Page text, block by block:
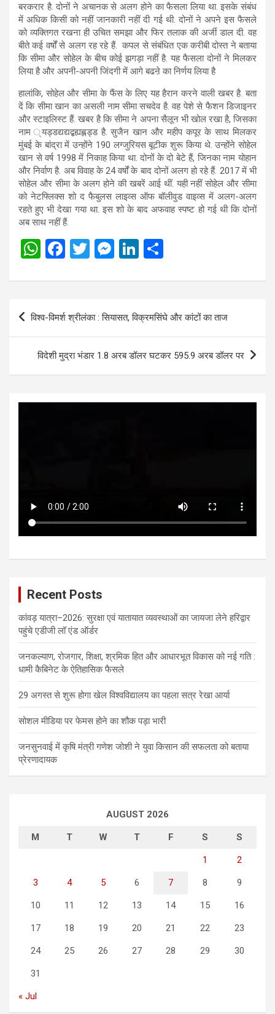
बरकरार है. दोनों ने अचानक से अलग होने का फैसला लिया था. इसके संबंध
में अधिक किसी को नहीं जानकारी नहीं दी गई थी. दोनों ने अपने इस फैसले
को व्यक्तिगत रखना ही उचित समझा और फिर तलाक की अर्जी डाल दी. वह
बीते कई वर्षों से अलग रह रहे हैं. कपल से संबंधित एक करीबी दोस्त ने बताया
कि सीमा और सोहेल के बीच कोई झगड़ा नहीं है. यह फैसला दोनों ने मिलकर
लिया है और अपनी-अपनी जिंदगी में आगे बढऩे का निर्णय लिया है
हालांकि, सोहेल और सीमा के फैंस के लिए यह हैरान करने वाली खबर है. बता
दें कि सीमा खान का असली नाम सीमा सचदेव है. वह पेशे से फैशन डिजाइनर
और स्टाइलिस्ट हैं. खबर है कि सीमा ने अपना सैलून भी खोल रखा है, जिसका
नाम ्यड्डद्यद्यद्बह्यह्लड्ड है. सुजैन खान और महीप कपूर के साथ मिलकर
मुंबई के बांद्रा में उन्होंने 190 लग्जुरियस बूटीक शुरू किया थे. उन्होंने सोहेल
खान से वर्ष 1998 में निकाह किया था. दोनों के दो बेटे हैं, जिनका नाम योहान
और निर्वाण है. अब विवाह के 24 वर्षों के बाद दोनों अलग हो रहे हैं. 2017 में भी
सोहेल और सीमा के अलग होने की खबरें आई थीं. यही नहीं सोहेल और सीमा
को नेटफ्लिक्स शो द फैबुलस लाइव्स ऑफ बॉलीवुड वाइव्स में अलग-अलग
रहते हुए भी देखा गया था. इस शो के बाद अफवाह स्पष्ट हो गई थी कि दोनों
अब साथ नहीं हैं.
W
at
s
A
p
p
F
ce
o
o
k
T
tt
er
M
se
g
er
Li
ke
n
ar
e
Post
navigation
विश्व-विमर्श श्रीलंका : सियासत, विक्रमसिंघे और कांटों का ताज
विदेशी मुद्रा भंडार 1.8 अरब डॉलर घटकर 595.9 अरब डॉलर पर
Recent Posts
कांवड़ यात्रा–2026: सुरक्षा एवं यातायात व्यवस्थाओं का जायजा लेने हरिद्वार
पहुंचे एडीजी लॉ एंड ऑर्डर
जनकल्याण, रोजगार, शिक्षा, श्रमिक हित और आधारभूत विकास को नई गति :
धामी कैबिनेट के ऐतिहासिक फैसले
29 अगस्त से शुरू होगा खेल विश्वविद्यालय का पहला सत्र रेखा आर्या
सोशल मीडिया पर फेमस होने का शौक पड़ा भारी
जनसुनवाई में कृषि मंत्री गणेश जोशी ने युवा किसान की सफलता को बताया
प्रेरणादायक
AUGUST 2026
M T W T F S S
1 2
3 4 5 6 7 8 9
10 11 12 13 14 15 16
17 18 19 20 21 22 23
24 25 26 27 28 29 30
31
« Jul